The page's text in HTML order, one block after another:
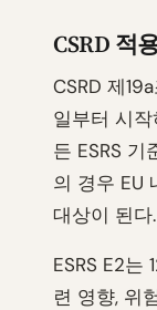
CSRD 적
CSRD 제
일부터 시
든 ESRS
의 경우 EU
대상이 된다.
ESRS E2는
련 영향, 위